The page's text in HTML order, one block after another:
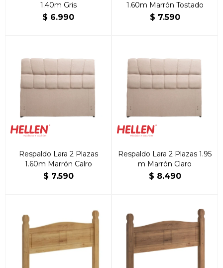
1.40m Gris
$ 6.990
1.60m Marrón Tostado
$ 7.590
Respaldo Lara 2 Plazas
1.60m Marrón Calro
$ 7.590
Respaldo Lara 2 Plazas 1.95
m Marrón Claro
$ 8.490